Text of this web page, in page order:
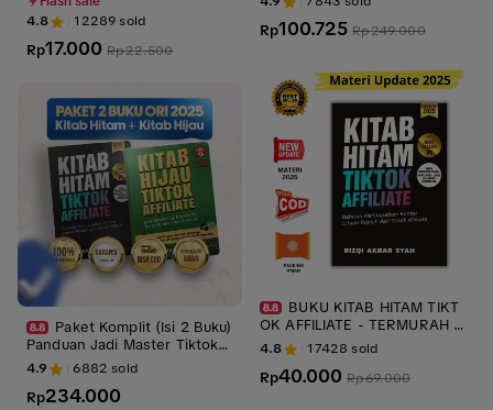
4.8 12289 sold
Rp17.000 Rp22.500
Paket Komplit (Isi 2 Buku)
Panduan Jadi Master Tiktok A
ffiliate! Kitab Hitam & Kitab H
ijau: Dari 0 sampai Jago Live
& Punya 600 Followers. Isi W
4.9 6882 sold
Rp234.000
Rp100.725 Rp249.000
BUKU KITAB HITAM TIKT
OK AFFILIATE - TERMURAH d
an BISA COD
4.8 17428 sold
Rp40.000 Rp69.000